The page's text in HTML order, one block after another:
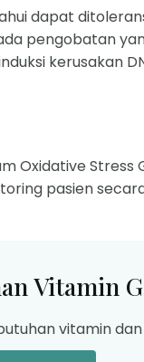
dapat
pengobatan
kerusakan
Oxidative
pasien
Vitamin
vitamin